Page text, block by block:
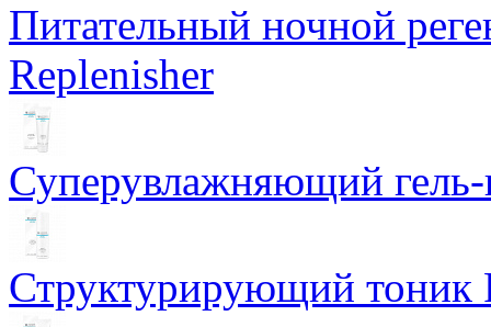
Питательный ночной
Replenisher
Суперувлажняющий
Структурирующий тоник